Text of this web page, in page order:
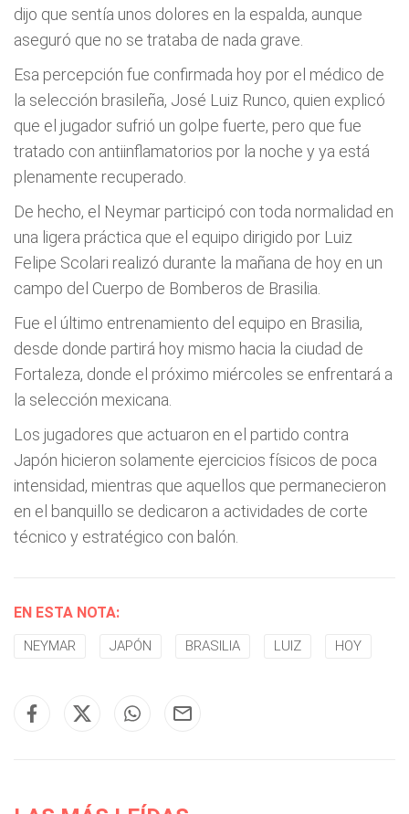
dijo que sentía unos dolores en la espalda, aunque
aseguró que no se trataba de nada grave.
Esa percepción fue confirmada hoy por el médico de
la selección brasileña, José Luiz Runco, quien explicó
que el jugador sufrió un golpe fuerte, pero que fue
tratado con antiinflamatorios por la noche y ya está
plenamente recuperado.
De hecho, el Neymar participó con toda normalidad en
una ligera práctica que el equipo dirigido por Luiz
Felipe Scolari realizó durante la mañana de hoy en un
campo del Cuerpo de Bomberos de Brasilia.
Fue el último entrenamiento del equipo en Brasilia,
desde donde partirá hoy mismo hacia la ciudad de
Fortaleza, donde el próximo miércoles se enfrentará a
la selección mexicana.
Los jugadores que actuaron en el partido contra
Japón hicieron solamente ejercicios físicos de poca
intensidad, mientras que aquellos que permanecieron
en el banquillo se dedicaron a actividades de corte
técnico y estratégico con balón.
EN ESTA NOTA:
NEYMAR JAPÓN BRASILIA LUIZ HOY